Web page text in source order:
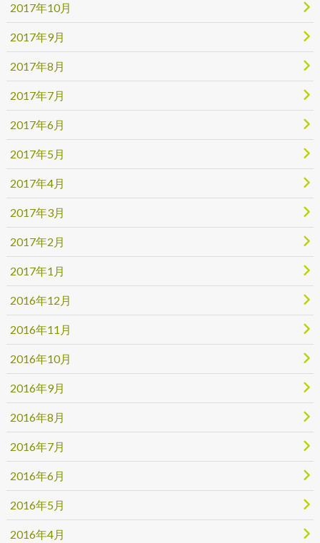
2017年10月
2017年9月
2017年8月
2017年7月
2017年6月
2017年5月
2017年4月
2017年3月
2017年2月
2017年1月
2016年12月
2016年11月
2016年10月
2016年9月
2016年8月
2016年7月
2016年6月
2016年5月
2016年4月